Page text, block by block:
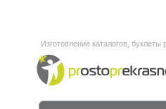
Изготовление каталогов,